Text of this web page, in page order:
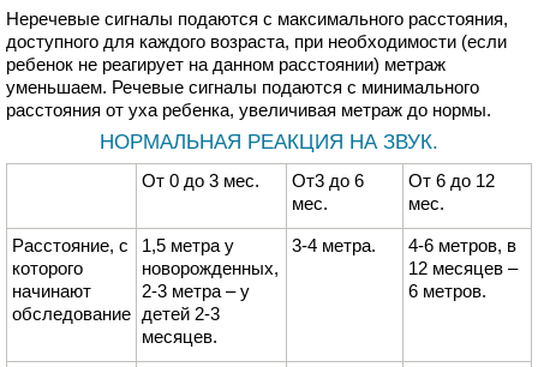
Неречевые сигналы подаются с максимального расстояния,
доступного для каждого возраста, при необходимости (если
ребенок не реагирует на данном расстоянии) метраж
уменьшаем. Речевые сигналы подаются с минимального
расстояния от уха ребенка, увеличивая метраж до нормы.
НОРМАЛЬНАЯ РЕАКЦИЯ НА ЗВУК.
От 0 до 3 мес.
От3 до 6
мес.
От 6 до 12
мес.
Расстояние, с
которого
начинают
обследование
1,5 метра у
новорожденных,
2-3 метра – у
детей 2-3
месяцев.
3-4 метра.
4-6 метров, в
12 месяцев –
6 метров.